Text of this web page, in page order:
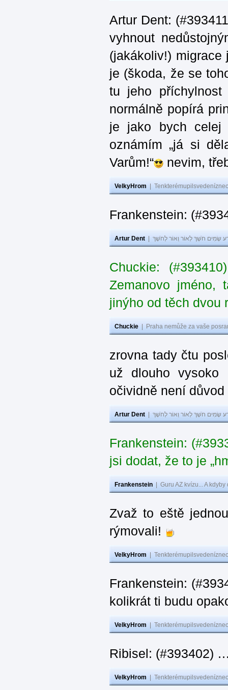
Artur Dent:
vyhnout
(jakákoliv!)
je (škoda, že se
tu jeho
normálně popírá
je jako bych celej
oznámím „já si
Varům!“
nevim,
VelkyHrom
Frankenstein:
Artur Dent שָׂמִים חֹשֶׁךְ לְאוֹר וְאוֹר לְחֹשֶׁךְ
Chuckie:
Zemanovo jméno,
jinýho od těch dvou
Chuckie Praha nemůže za vaše
zrovna tady čtu
už dlouho
očividně není
Artur Dent שָׂמִים חֹשֶׁךְ לְאוֹר וְאוֹר לְחֹשֶׁךְ
Frankenstein:
jsi dodat, že to je
Frankenstein Guru AZ kvízu... A
Zvaž to eště
rýmovali!
VelkyHrom
Frankenstein:
kolikrát ti budu
VelkyHrom
Ribisel: (#393402)
VelkyHrom